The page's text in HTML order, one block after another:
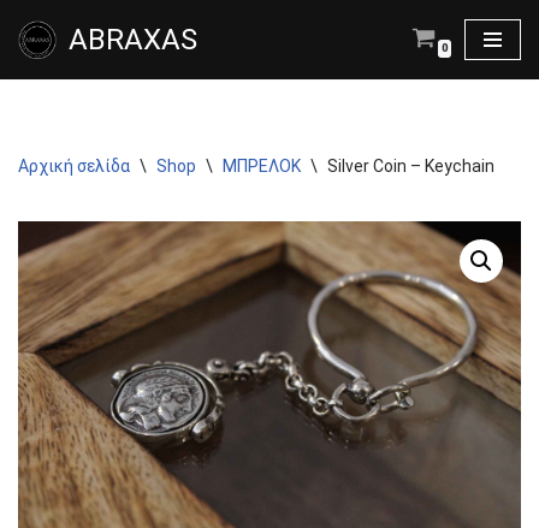
Μεταπηδήστε
ABRAXAS 0
Αρχική σελίδα \ Shop \ ΜΠΡΕΛΟΚ \ Silver Coin – Keychain